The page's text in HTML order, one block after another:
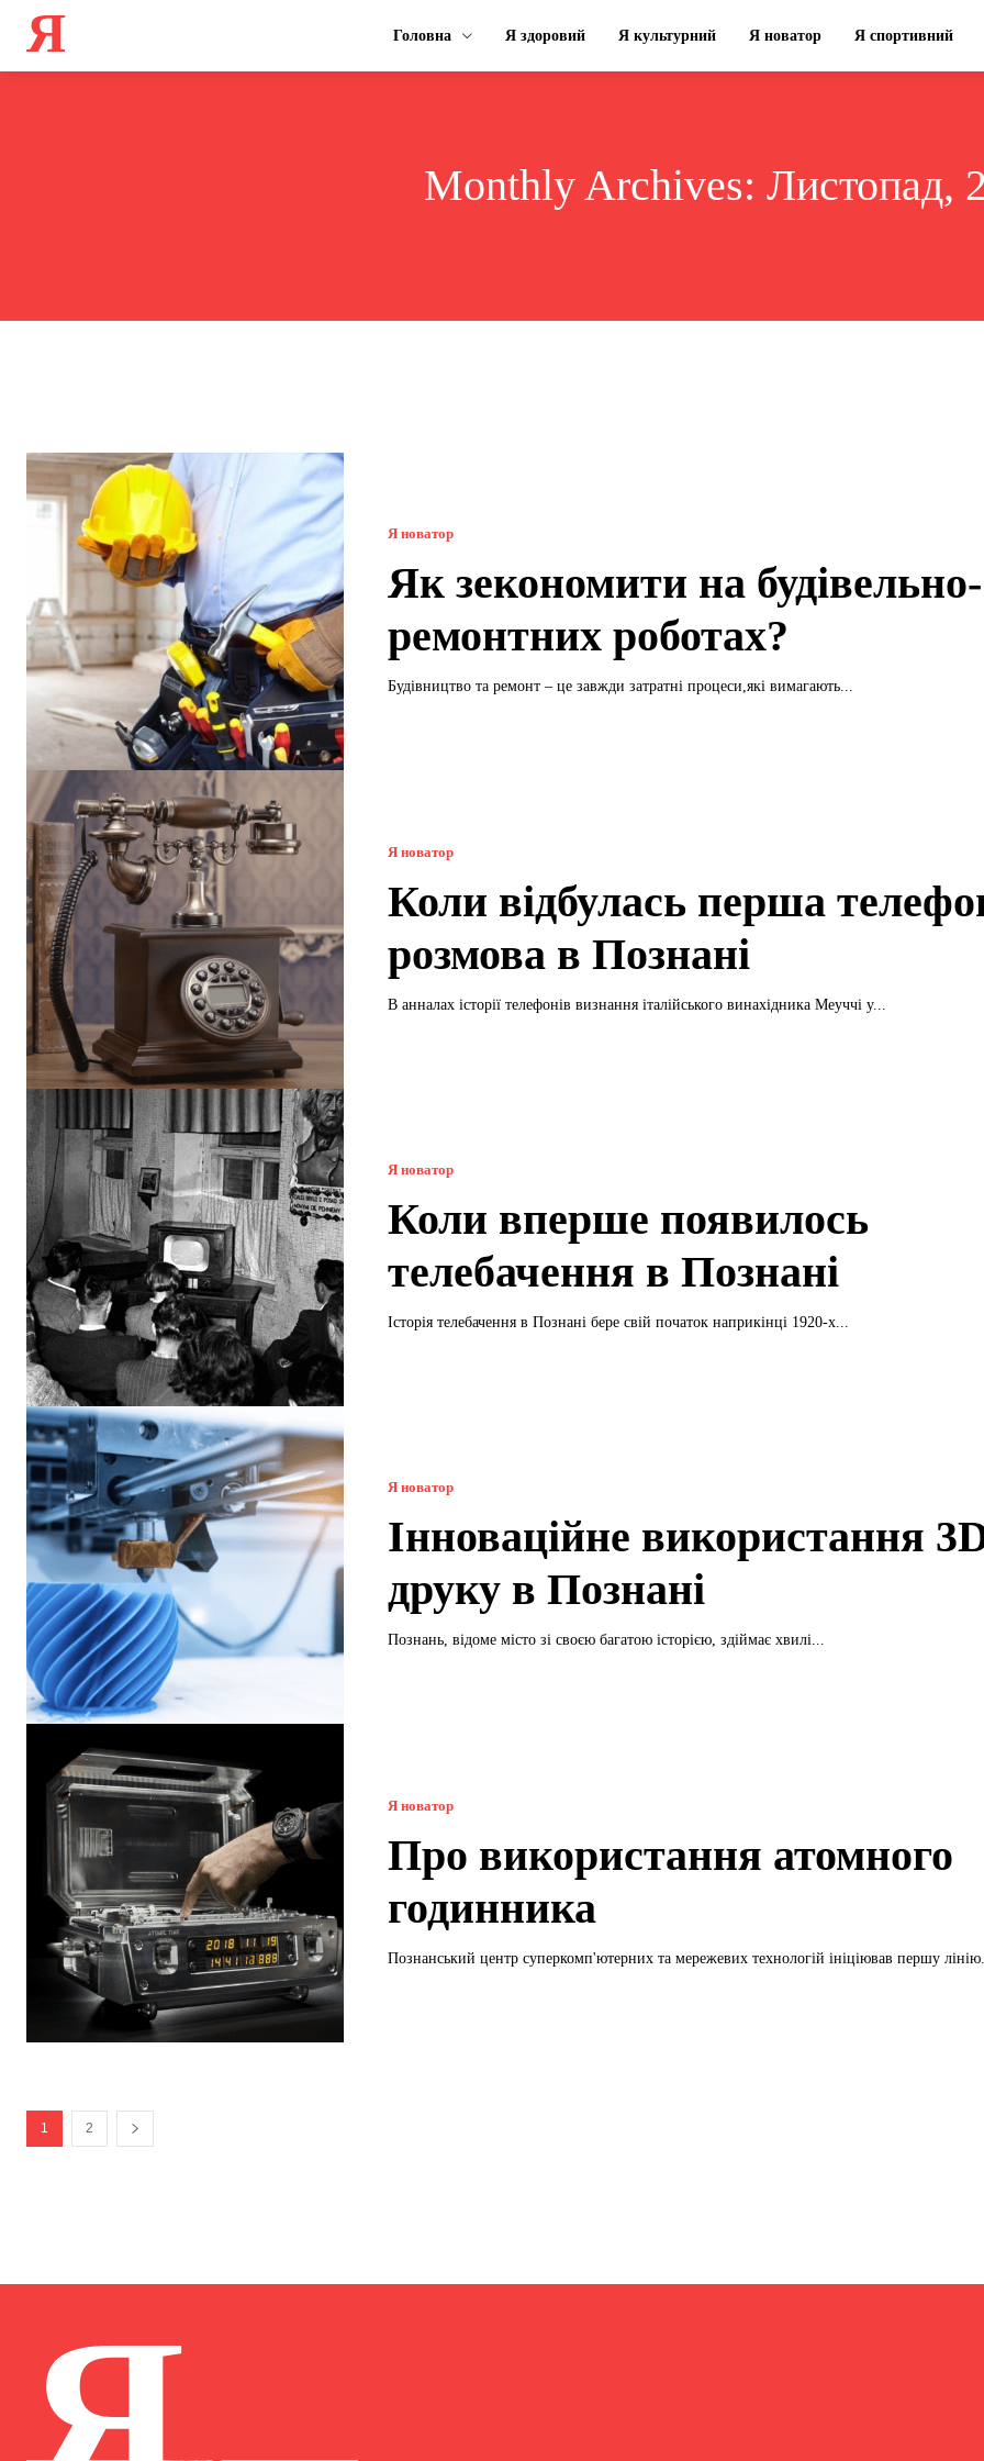
Я Головна Я здоровий Я культурний Я новатор Я спортивний
Monthly Archives: Листопад,
Я новатор
Як зекономити на будівельно-
ремонтних роботах?
Будівництво та ремонт – це завжди затратні процеси,які вимагають...
Я новатор
Коли відбулась перша
розмова в Познані
В анналах історії телефонів визнання італійського винахідника Меуччі у...
Я новатор
Коли вперше появилось
телебачення в Познані
Історія телебачення в Познані бере свій початок наприкінці 1920-х...
Я новатор
Інноваційне використання
друку в Познані
Познань, відоме місто зі своєю багатою історією, здіймає хвилі...
Я новатор
Про використання атомного
годинника
Познанський центр суперкомп'ютерних та мережевих технологій ініціював першу
1 2